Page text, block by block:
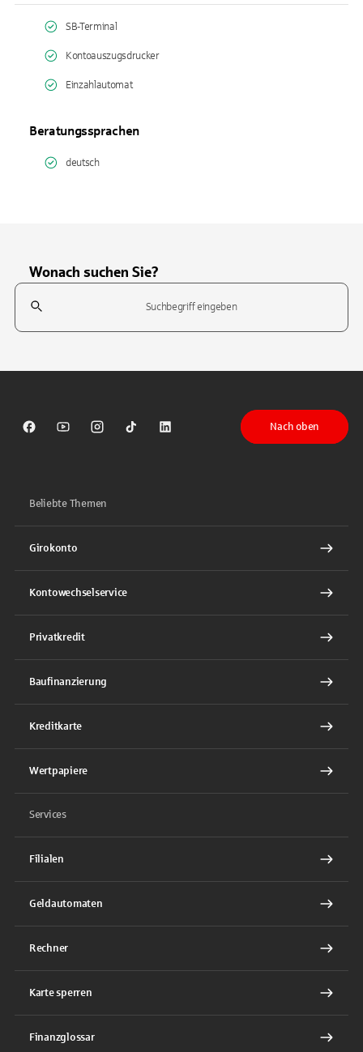
SB-Terminal
Kontoauszugsdrucker
Einzahlautomat
Beratungssprachen
deutsch
Wonach suchen Sie?
Suchfeld
Sparkasse auf Facebook
Sparkasse auf Youtube
Sparkasse auf Instagram
Sparkasse auf TikTok
Sparkasse auf LinkedIn
Nach oben
Beliebte Themen
Girokonto
Kontowechselservice
Privatkredit
Baufinanzierung
Kreditkarte
Wertpapiere
Services
Filialen
Geldautomaten
Rechner
Karte sperren
Finanzglossar